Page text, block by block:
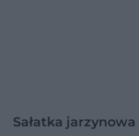
Sałatka jarzynowa